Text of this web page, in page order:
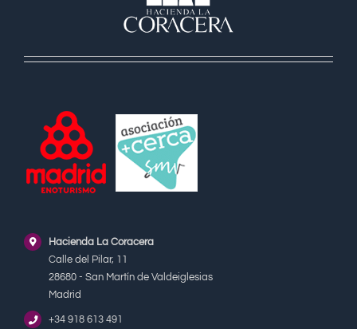
Hacienda La Coracera
Calle del Pilar, 11
28680 - San Martín de Valdeiglesias
Madrid
+34 918 613 491